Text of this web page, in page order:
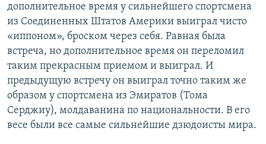
дополнительное время у сильнейшего спортсмена
из Соединенных Штатов Америки выиграл чисто
«иппоном», броском через себя. Равная была
встреча, но дополнительное время он переломил
таким прекрасным приемом и выиграл. И
предыдущую встречу он выиграл точно таким же
образом у спортсмена из Эмиратов (Тома
Серджиу), молдаванина по национальности. В его
весе были все самые сильнейшие дзюдоисты мира.